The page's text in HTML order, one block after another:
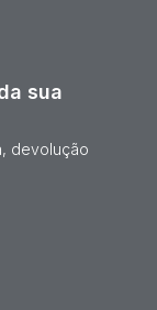
sua
devolução